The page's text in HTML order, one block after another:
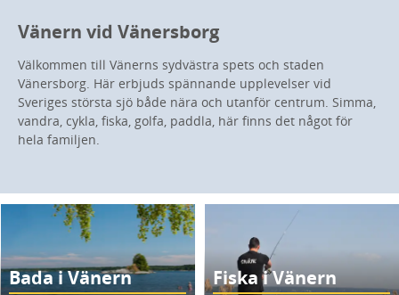
Vänern vid Vänersborg
Välkommen till Vänerns sydvästra spets och staden
Vänersborg. Här erbjuds spännande upplevelser vid
Sveriges största sjö både nära och utanför centrum. Simma,
vandra, cykla, fiska, golfa, paddla, här finns det något för
hela familjen.
Bada i Vänern Fiska i Vänern